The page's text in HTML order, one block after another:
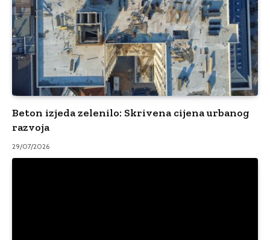
Beton izjeda zelenilo: Skrivena cijena urbanog
razvoja
29/07/2026